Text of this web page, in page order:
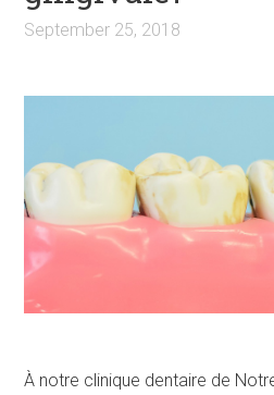
September 25, 2018
À notre clinique dentaire de